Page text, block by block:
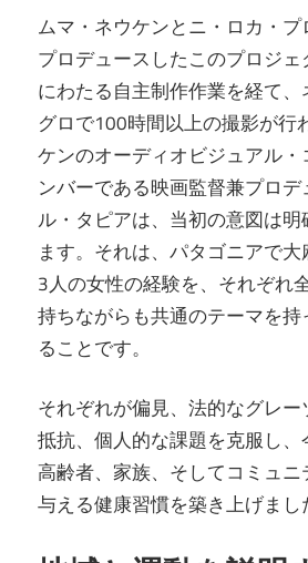
ムマ・ネウケンとニ・ロカ・
プロデュースしたこのプロジ
にわたる自主制作作業を経て
グロで100時間以上の撮影が行
ケンのオーディオビジュアル・
ンバーである映画監督兼プロ
ル・タピアは、当初の意図は
ます。それは、パタゴニアで
3人の女性の経験を、それぞれ
持ちながらも共通のテーマを
ることです。
それぞれが偏見、法的なグレ
抵抗、個人的な課題を克服し、
高齢者、家族、そしてコミュ
与える健康習慣を築き上げまし